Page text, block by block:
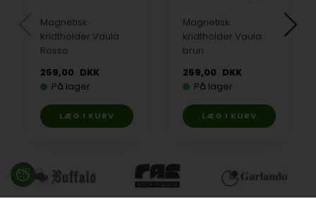
Magnetisk
kridtholder Vaula
Rosso
259,00 DKK
På lager
Magnetisk
kridtholder Vaula
brun
259,00 DKK
På lager